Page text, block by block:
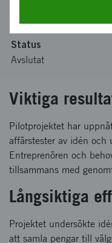
december 2014-maj
Status
Avslutat
Viktiga
Pilotprojektet har
affärstester av idén och
Entreprenören och
tillsammans med
Långsiktiga
Projektet undersökte
att samla pengar till